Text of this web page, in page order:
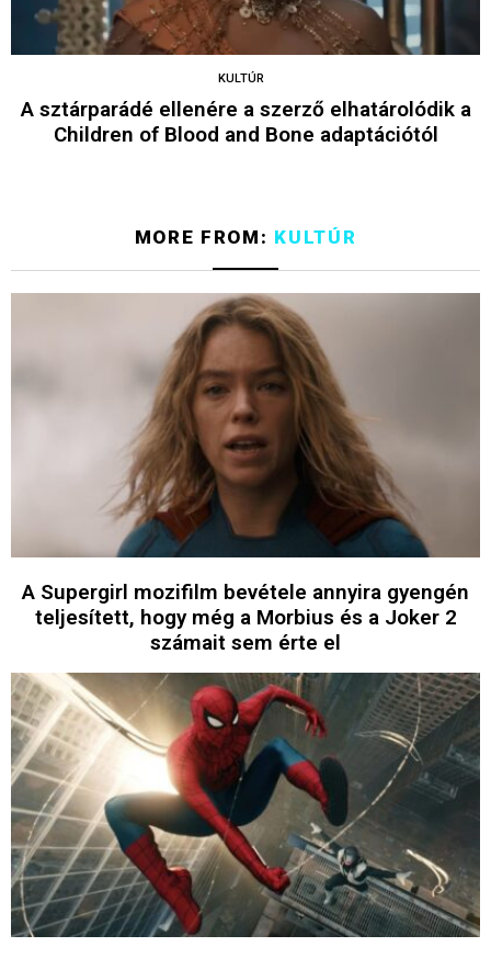
KULTÚR
A sztárparádé ellenére a szerző elhatárolódik a
Children of Blood and Bone adaptációtól
MORE FROM: KULTÚR
A Supergirl mozifilm bevétele annyira gyengén
teljesített, hogy még a Morbius és a Joker 2
számait sem érte el